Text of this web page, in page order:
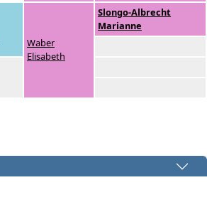
Waber
Elisabeth
Slongo-Albrecht
Marianne